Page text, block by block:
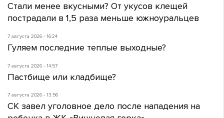
Стали менее вкусными? От укусов клещей
пострадали в 1,5 раза меньше южноуральцев
7 августа 2026 - 16:24
Гуляем последние теплые выходные?
7 августа 2026 - 14:57
Пастбище или кладбище?
7 августа 2026 - 13:56
СК завел уголовное дело после нападения на